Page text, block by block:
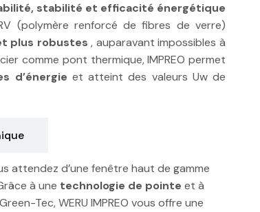
stabilité et efficacité énergétique
(polymère renforcé de fibres de verre)
plus robustes , auparavant impossibles à
comme pont thermique, IMPREO permet
d’énergie et atteint des valeurs Uw de
attendez d’une fenêtre haut de gamme
à une technologie de pointe et à
Tec, WERU IMPREO vous offre une